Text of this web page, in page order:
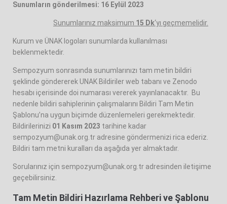
Sunumların gönderilmesi: 16 Eylül 2023
Sunumlarınız maksimum 15 Dk‘yı geçmemelidir.
Kurum ve ÜNAK logoları sunumlarda kullanılması
beklenmektedir.
Sempozyum sonrasında sunumlarınızı tam metin bildiri
şeklinde göndererek UNAK Bildiriler web tabanı ve Zenodo
hesabı içerisinde doi numarası vererek yayınlanacaktır. Bu
nedenle bildiri sahiplerinin çalışmalarını Bildiri Tam Metin
Şablonu’na uygun biçimde düzenlemeleri gerekmektedir.
Bildirilerinizi 01 Kasım 2023 tarihine kadar
sempozyum@unak.org.tr adresine göndermenizi rica ederiz.
Bildiri tam metni kuralları da aşağıda yer almaktadır.
Sorularınız için sempozyum@unak.org.tr adresinden iletişime
geçebilirsiniz.
Tam Metin Bildiri Hazırlama Rehberi ve Şablonu